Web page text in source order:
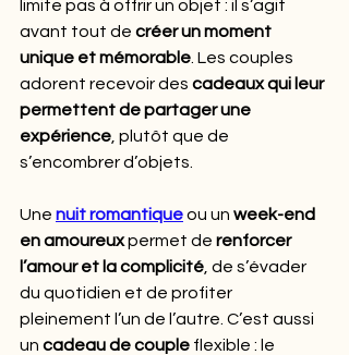
limite pas à offrir un objet : il s’agit
avant tout de créer un moment
unique et mémorable . Les couples
adorent recevoir des cadeaux qui leur
permettent de partager une
expérience , plutôt que de
s’encombrer d’objets.
Une nuit romantique ou un week-end
en amoureux permet de renforcer
l’amour et la complicité , de s’évader
du quotidien et de profiter
pleinement l’un de l’autre. C’est aussi
un cadeau de couple flexible : le